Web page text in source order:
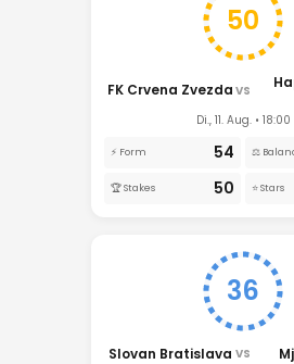
50
FK Crvena Zvezda VS
Di., 11. Aug. • 18:00
⚡ Form 54 ⚖️
🏆 Stakes 50 ⭐ Stars
36
Slovan Bratislava VS